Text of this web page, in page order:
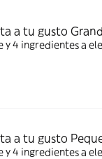
a tu gusto
y 4 ingredientes a
a tu gusto
y 4 ingredientes a